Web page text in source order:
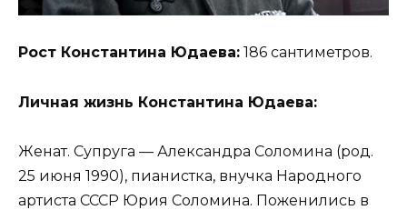
Рост Константина Юдаева: 186 сантиметров.
Личная жизнь Константина Юдаева:
Женат. Супруга — Александра Соломина (род.
25 июня 1990), пианистка, внучка Народного
артиста СССР Юрия Соломина. Поженились в